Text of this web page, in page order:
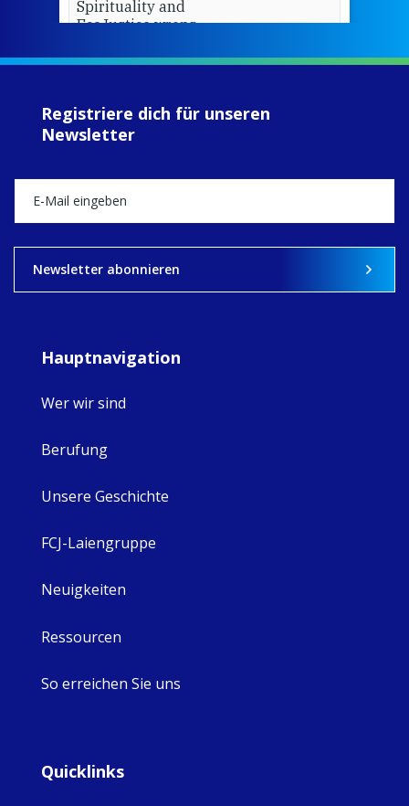
Spirituality and
EcoJustice wraps
of retreats,
MaryAnne fcJ,
Director, takes
8 4
Registriere dich für unseren
Newsletter
Newsletter abonnieren
Hauptnavigation
Wer wir sind
Berufung
Unsere Geschichte
FCJ-Laiengruppe
Neuigkeiten
Ressourcen
So erreichen Sie uns
Quicklinks